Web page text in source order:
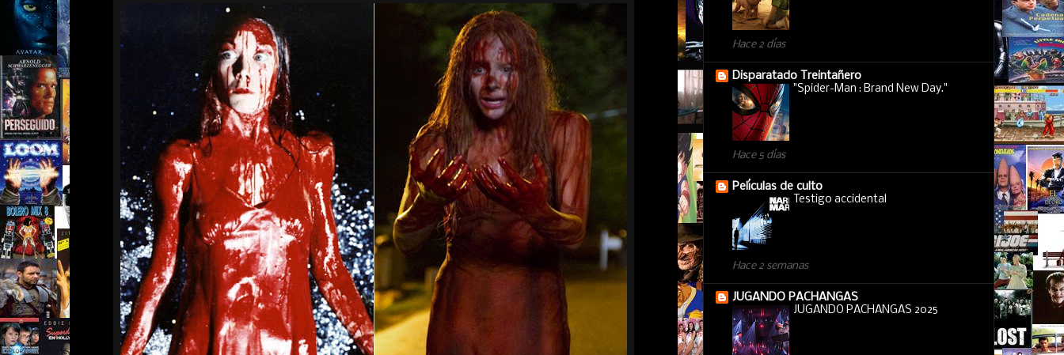
Hace 2 días
Disparatado Treintañero
"Spider-Man : Brand New Day."
Hace 5 días
Películas de culto
Testigo accidental
Hace 2 semanas
JUGANDO PACHANGAS
JUGANDO PACHANGAS 2025